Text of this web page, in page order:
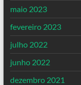
maio 2023
fevereiro 2023
julho 2022
junho 2022
dezembro 2021